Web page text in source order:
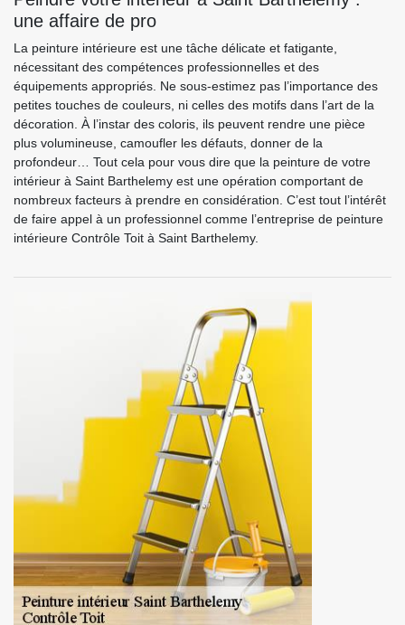
une affaire de pro
La peinture intérieure est une tâche délicate et fatigante,
nécessitant des compétences professionnelles et des
équipements appropriés. Ne sous-estimez pas l’importance des
petites touches de couleurs, ni celles des motifs dans l’art de la
décoration. À l’instar des coloris, ils peuvent rendre une pièce
plus volumineuse, camoufler les défauts, donner de la
profondeur… Tout cela pour vous dire que la peinture de votre
intérieur à Saint Barthelemy est une opération comportant de
nombreux facteurs à prendre en considération. C’est tout l’intérêt
de faire appel à un professionnel comme l’entreprise de peinture
intérieure Contrôle Toit à Saint Barthelemy.